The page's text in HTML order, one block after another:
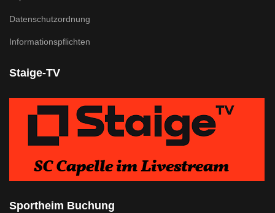
Datenschutzordnung
Informationspflichten
Staige-TV
Sportheim Buchung